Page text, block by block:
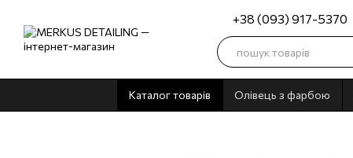
+38 (093) 917-5370
Каталог товарів Олівець з фарбою